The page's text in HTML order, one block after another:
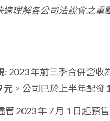
理解各公司法說會之
: 2023 年前三季合併營收
元 。公司已於上半年配發
管 2023 年 7 月 1 日起預